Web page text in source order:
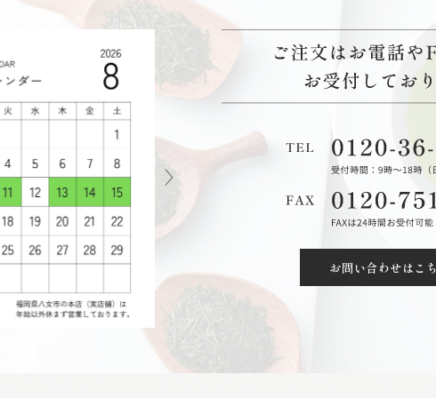
お問い合わせはこ